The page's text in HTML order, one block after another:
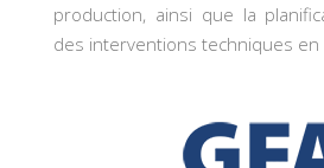
production, ainsi que la
des interventions techniques en